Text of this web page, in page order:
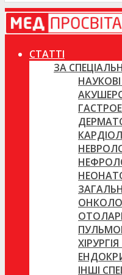
СТАТТІ
ЗА
НАУКОВІ
ІНШІ